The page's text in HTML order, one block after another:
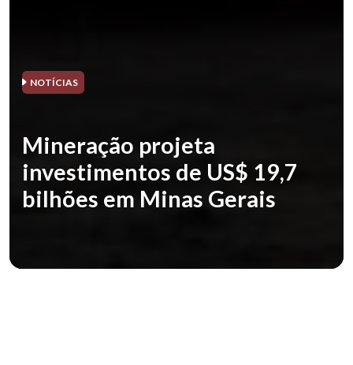
NOTÍCIAS
Mineração projeta
investimentos de US$ 19,7
bilhões em Minas Gerais